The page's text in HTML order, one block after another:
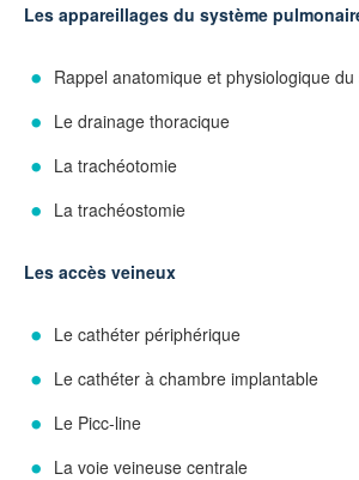
Les appareillages du système
Rappel anatomique et physiologique
Le drainage thoracique
La trachéotomie
La trachéostomie
Les accès veineux
Le cathéter périphérique
Le cathéter à chambre implantable
Le Picc-line
La voie veineuse centrale